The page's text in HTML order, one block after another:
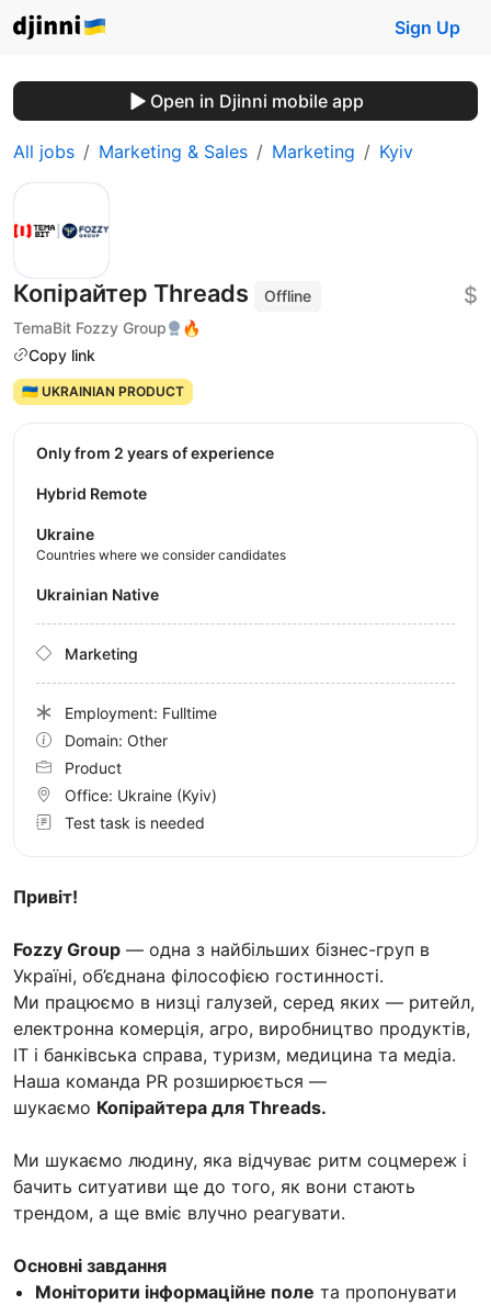
Sign Up
Open in Djinni mobile app
All jobs Marketing & Sales Marketing Kyiv
Копірайтер Threads
Offline
TemaBit Fozzy Group
🔥
Copy link
$
🇺🇦 UKRAINIAN PRODUCT
Привіт!
Fozzy Group — одна з найбільших бізнес-груп в
Україні, об’єднана філософією гостинності.
Ми працюємо в низці галузей, серед яких — ритейл,
електронна комерція, агро, виробництво продуктів,
ІТ і банківська справа, туризм, медицина та медіа.
Наша команда PR розширюється —
шукаємо Копірайтера для Threads.
Ми шукаємо людину, яка відчуває ритм соцмереж і
бачить ситуативи ще до того, як вони стають
трендом, а ще вміє влучно реагувати.
Основні завдання
Моніторити інформаційне поле та пропонувати
Only from 2 years of experience
Hybrid Remote
Ukraine
Countries where we consider candidates
Ukrainian Native
Marketing
Employment: Fulltime
Domain: Other
Product
Office: Ukraine (Kyiv)
Test task is needed